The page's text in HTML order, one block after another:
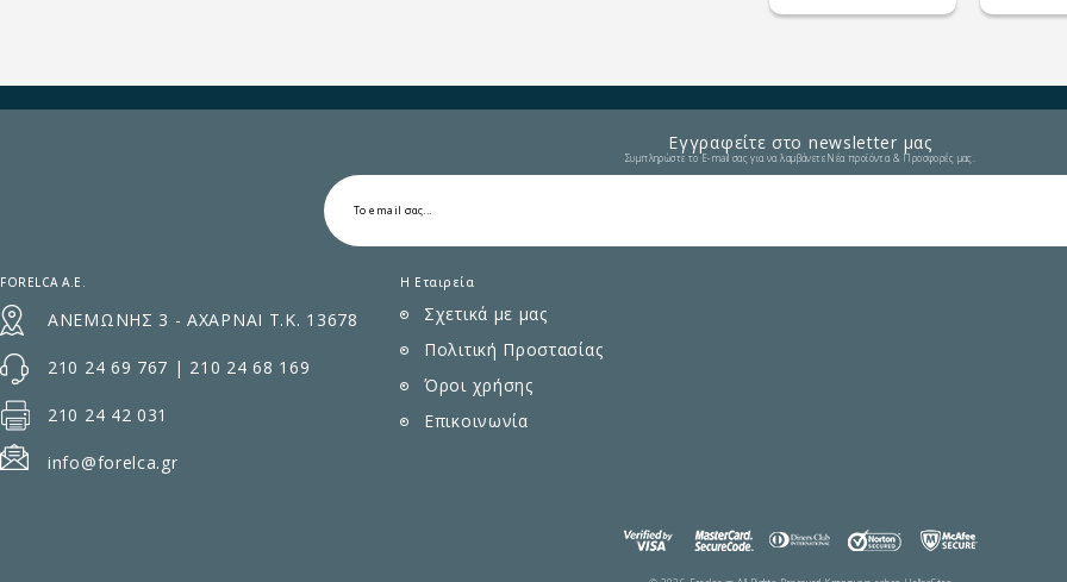
Εγγραφείτε στο newsletter μας
Συμπληρώστε το E-mail σας για να λαμβάνετε Νέα προϊόντα & Προσφορές μας.
FORELCA A.E.
ΑΝΕΜΩΝΗΣ 3 - ΑΧΑΡΝΑΙ Τ.Κ. 13678
210 24 69 767 | 210 24 68 169
210 24 42 031
info@forelca.gr
Η Εταιρεία
Σχετικά με μας
Πολιτική Προστασίας
Όροι χρήσης
Επικοινωνία